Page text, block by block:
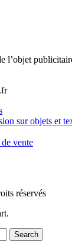
l’objet
sur objets et
vente
réservés
Search